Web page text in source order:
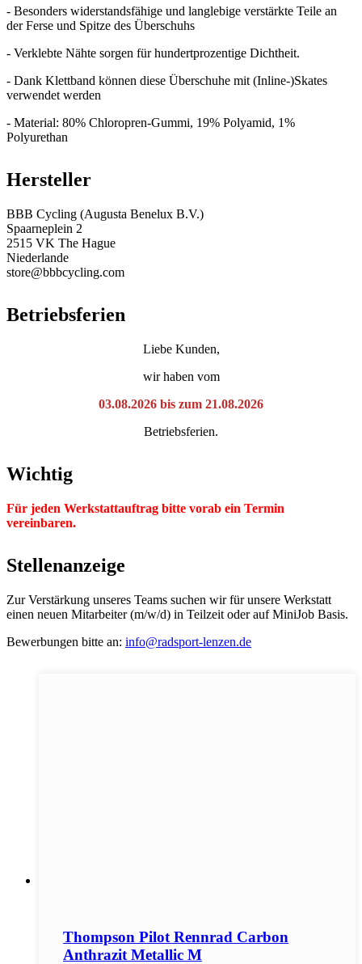
- Besonders widerstandsfähige und langlebige verstärkte Teile an
der Ferse und Spitze des Überschuhs
- Verklebte Nähte sorgen für hundertprozentige Dichtheit.
- Dank Klettband können diese Überschuhe mit (Inline-)Skates
verwendet werden
- Material: 80% Chloropren-Gummi, 19% Polyamid, 1%
Polyurethan
Hersteller
BBB Cycling (Augusta Benelux B.V.)
Spaarneplein 2
2515 VK The Hague
Niederlande
store@bbbcycling.com
Betriebsferien
Liebe Kunden,
wir haben vom
03.08.2026 bis zum 21.08.2026
Betriebsferien.
Wichtig
Für jeden Werkstattauftrag bitte vorab ein Termin
vereinbaren.
Stellenanzeige
Zur Verstärkung unseres Teams suchen wir für unsere Werkstatt
einen neuen Mitarbeiter (m/w/d) in Teilzeit oder auf MiniJob Basis.
Bewerbungen bitte an: info@radsport-lenzen.de
Thompson Pilot Rennrad Carbon
Anthrazit Metallic M